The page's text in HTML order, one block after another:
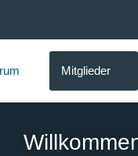
Mitglieder